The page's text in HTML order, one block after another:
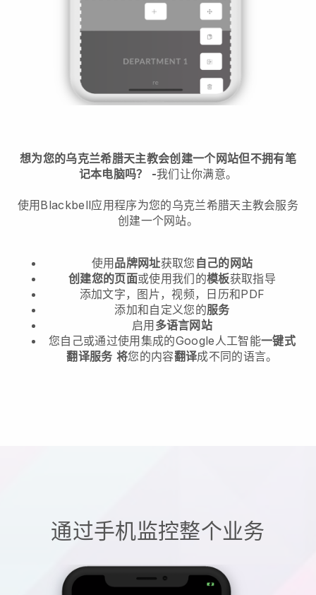
想为您的乌克兰希腊天主教会创建一个网站但不拥有笔
记本电脑吗？
-我们让你满意。
使用Blackbell应用程序为您的乌克兰希腊天主教会服务
创建一个网站。
使用品牌网址获取您 自己的网站
创建您的页面或使用我们的模板获取指导
添加文字，图片，视频，日历和PDF
添加和自定义您的服务
启用多语言网站
您自己或通过使用集成的Google人工智能一键式
翻译服务 将您的内容翻译成不同的语言。
通过手机监控整个业务